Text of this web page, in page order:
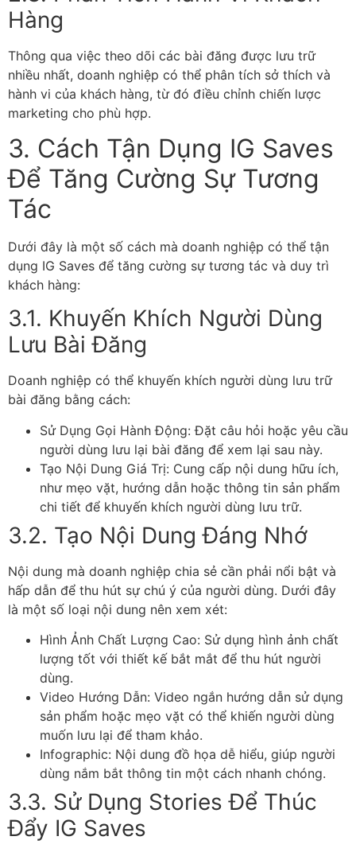
Hàng
Thông qua việc theo dõi các bài đăng được lưu trữ
nhiều nhất, doanh nghiệp có thể phân tích sở thích và
hành vi của khách hàng, từ đó điều chỉnh chiến lược
marketing cho phù hợp.
3. Cách Tận Dụng IG Saves
Để Tăng Cường Sự Tương
Tác
Dưới đây là một số cách mà doanh nghiệp có thể tận
dụng IG Saves để tăng cường sự tương tác và duy trì
khách hàng:
3.1. Khuyến Khích Người Dùng
Lưu Bài Đăng
Doanh nghiệp có thể khuyến khích người dùng lưu trữ
bài đăng bằng cách:
Sử Dụng Gọi Hành Động: Đặt câu hỏi hoặc yêu cầu
người dùng lưu lại bài đăng để xem lại sau này.
Tạo Nội Dung Giá Trị: Cung cấp nội dung hữu ích,
như mẹo vặt, hướng dẫn hoặc thông tin sản phẩm
chi tiết để khuyến khích người dùng lưu trữ.
3.2. Tạo Nội Dung Đáng Nhớ
Nội dung mà doanh nghiệp chia sẻ cần phải nổi bật và
hấp dẫn để thu hút sự chú ý của người dùng. Dưới đây
là một số loại nội dung nên xem xét:
Hình Ảnh Chất Lượng Cao: Sử dụng hình ảnh chất
lượng tốt với thiết kế bắt mắt để thu hút người
dùng.
Video Hướng Dẫn: Video ngắn hướng dẫn sử dụng
sản phẩm hoặc mẹo vặt có thể khiến người dùng
muốn lưu lại để tham khảo.
Infographic: Nội dung đồ họa dễ hiểu, giúp người
dùng nắm bắt thông tin một cách nhanh chóng.
3.3. Sử Dụng Stories Để Thúc
Đẩy IG Saves